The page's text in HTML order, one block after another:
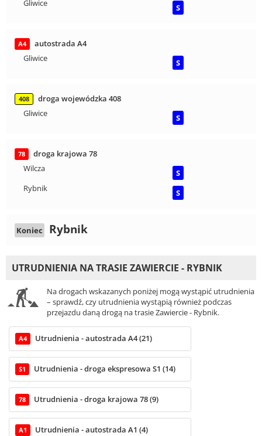
Gliwice S
A4
autostrada A4
Gliwice
S
408
droga wojewódzka 408
Gliwice
S
78
droga krajowa 78
Wilcza
S
Rybnik
S
Koniec Rybnik
UTRUDNIENIA NA TRASIE ZAWIERCIE - RYBNIK
Na drogach wskazanych poniżej mogą wystąpić utrudnienia
– sprawdź, czy utrudnienia wystąpią również podczas
przejazdu daną drogą na trasie Zawiercie - Rybnik.
A4 Utrudnienia - autostrada A4 (21)
S1 Utrudnienia - droga ekspresowa S1 (14)
78 Utrudnienia - droga krajowa 78 (9)
A1 Utrudnienia - autostrada A1 (4)